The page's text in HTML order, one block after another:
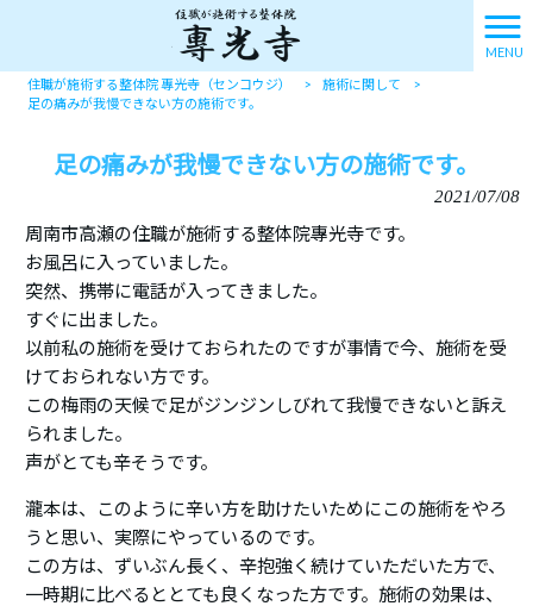
MENU
住職が施術する整体院 專光寺（センコウジ） > 施術に関して
>
足の痛みが我慢できない方の施術です。
足の痛みが我慢できない方の施術です。
2021/07/08
周南市高瀬の住職が施術する整体院專光寺です。
お風呂に入っていました。
突然、携帯に電話が入ってきました。
すぐに出ました。
以前私の施術を受けておられたのですが事情で今、施術を受
けておられない方です。
この梅雨の天候で足がジンジンしびれて我慢できないと訴え
られました。
声がとても辛そうです。
瀧本は、このように辛い方を助けたいためにこの施術をやろ
うと思い、実際にやっているのです。
この方は、ずいぶん長く、辛抱強く続けていただいた方で、
一時期に比べるととても良くなった方です。施術の効果は、